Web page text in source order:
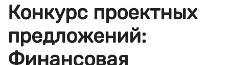
Конкурс проектных
предложений:
Финансовая